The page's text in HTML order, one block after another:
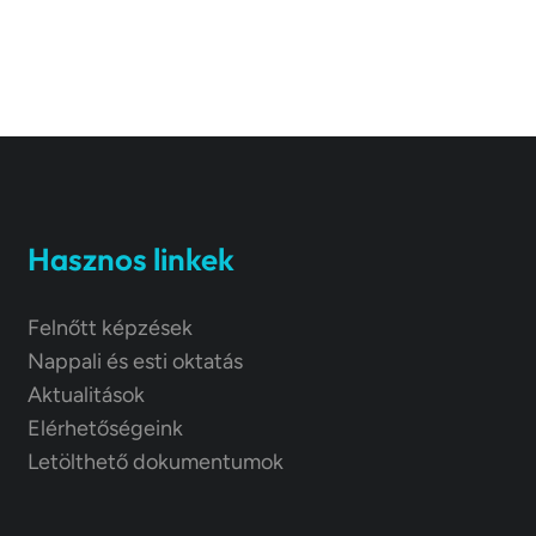
Hasznos linkek
Felnőtt képzések
Nappali és esti oktatás
Aktualitások
Elérhetőségeink
Letölthető dokumentumok